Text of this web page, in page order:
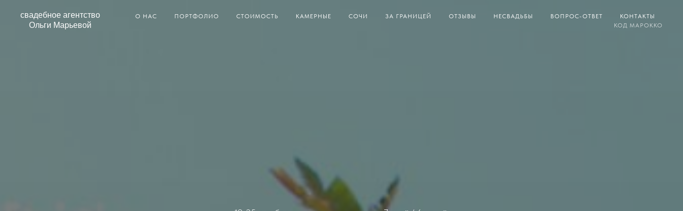
свадебное агентство
Ольги Марьевой
О НАС ПОРТФОЛИО СТОИМОСТЬ КАМЕРНЫЕ СОЧИ ЗА ГРАНИЦЕЙ ОТЗЫВЫ НЕСВАДЬБЫ ВОПРОС-ОТВЕТ
КОНТАКТЫ
КОД МАРОККО